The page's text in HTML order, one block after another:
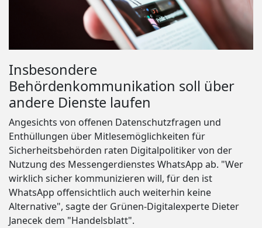
Insbesondere
Behördenkommunikation soll über
andere Dienste laufen
Angesichts von offenen Datenschutzfragen und
Enthüllungen über Mitlesemöglichkeiten für
Sicherheitsbehörden raten Digitalpolitiker von der
Nutzung des Messengerdienstes WhatsApp ab. "Wer
wirklich sicher kommunizieren will, für den ist
WhatsApp offensichtlich auch weiterhin keine
Alternative", sagte der Grünen-Digitalexperte Dieter
Janecek dem "Handelsblatt".